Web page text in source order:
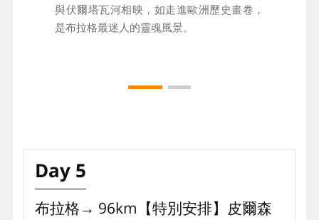
息，是最貼近在地人的旅行方式！
與伏爾塔瓦河相映，如走進歐洲歷史畫卷，
是布拉格最迷人的靈魂風景。
Day 5
布拉格→ 96km【特別安排】皮爾森